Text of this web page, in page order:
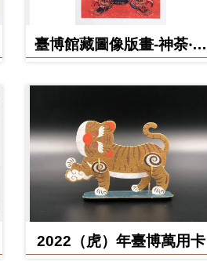
臺博館藏圖像版畫-神荼‧鬱
2022（虎）年臺博萬用卡